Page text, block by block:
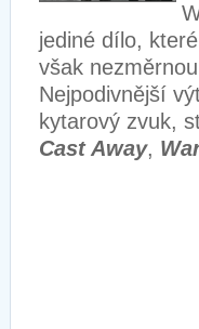
jediné dílo,
však
Nejpodivnější
kytarový zvuk,
Cast Away,